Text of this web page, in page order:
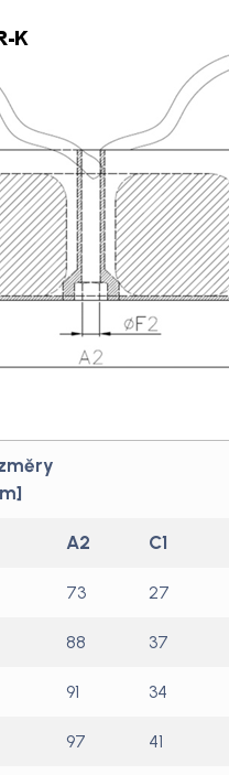
A2 C1
73 27
88 37
91 34
97 41